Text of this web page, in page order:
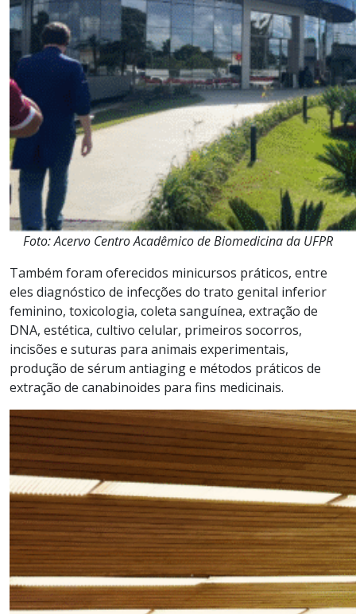
Foto: Acervo Centro Acadêmico de Biomedicina da UFPR
Também foram oferecidos minicursos práticos, entre
eles diagnóstico de infecções do trato genital inferior
feminino, toxicologia, coleta sanguínea, extração de
DNA, estética, cultivo celular, primeiros socorros,
incisões e suturas para animais experimentais,
produção de sérum antiaging e métodos práticos de
extração de canabinoides para fins medicinais.